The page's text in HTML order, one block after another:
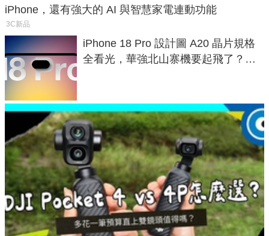
iPhone，還有強大的 AI 與智慧家電連動功能
3C新品
iPhone 18 Pro 設計圖 A20 晶片規格
全看光，華強北山寨機要起飛了？專